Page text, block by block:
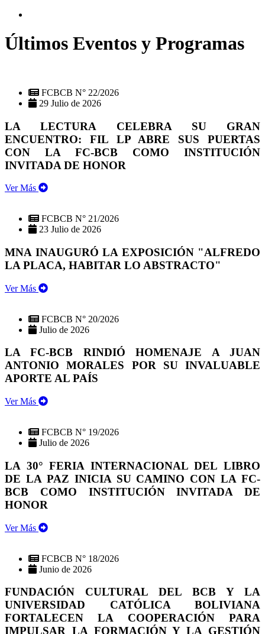
Últimos Eventos y Programas
FCBCB N° 22/2026
29 Julio de 2026
LA LECTURA CELEBRA SU GRAN
ENCUENTRO: FIL LP ABRE SUS PUERTAS
CON LA FC-BCB COMO INSTITUCIÓN
INVITADA DE HONOR
Ver Más
FCBCB N° 21/2026
23 Julio de 2026
MNA INAUGURÓ LA EXPOSICIÓN "ALFREDO
LA PLACA, HABITAR LO ABSTRACTO"
Ver Más
FCBCB N° 20/2026
Julio de 2026
LA FC-BCB RINDIÓ HOMENAJE A JUAN
ANTONIO MORALES POR SU INVALUABLE
APORTE AL PAÍS
Ver Más
FCBCB N° 19/2026
Julio de 2026
LA 30° FERIA INTERNACIONAL DEL LIBRO
DE LA PAZ INICIA SU CAMINO CON LA FC-
BCB COMO INSTITUCIÓN INVITADA DE
HONOR
Ver Más
FCBCB N° 18/2026
Junio de 2026
FUNDACIÓN CULTURAL DEL BCB Y LA
UNIVERSIDAD CATÓLICA BOLIVIANA
FORTALECEN LA COOPERACIÓN PARA
IMPULSAR LA FORMACIÓN Y LA GESTIÓN